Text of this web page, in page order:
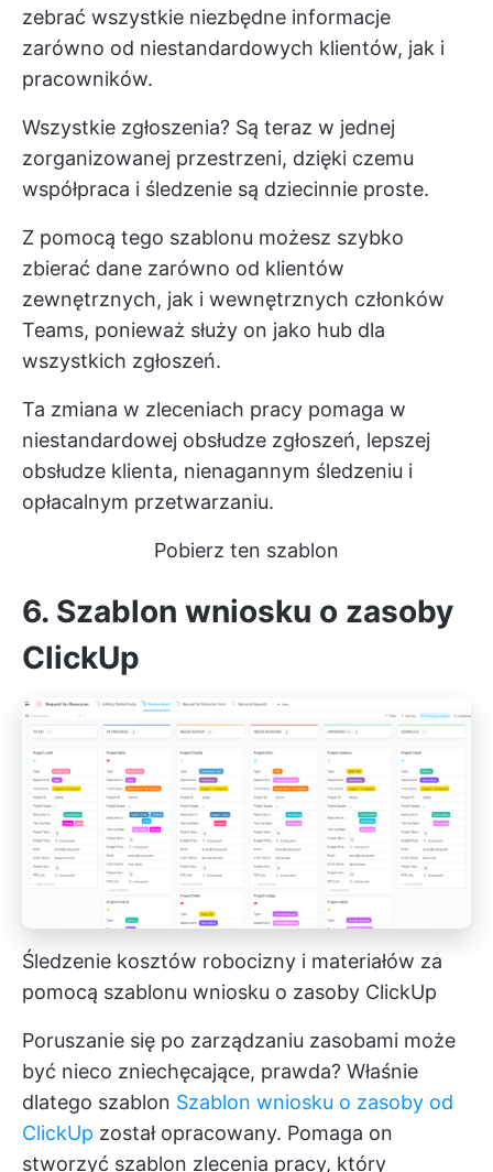
zebrać wszystkie niezbędne informacje
zarówno od niestandardowych klientów, jak i
pracowników.
Wszystkie zgłoszenia? Są teraz w jednej
zorganizowanej przestrzeni, dzięki czemu
współpraca i śledzenie są dziecinnie proste.
Z pomocą tego szablonu możesz szybko
zbierać dane zarówno od klientów
zewnętrznych, jak i wewnętrznych członków
Teams, ponieważ służy on jako hub dla
wszystkich zgłoszeń.
Ta zmiana w zleceniach pracy pomaga w
niestandardowej obsłudze zgłoszeń, lepszej
obsłudze klienta, nienagannym śledzeniu i
opłacalnym przetwarzaniu.
Pobierz ten szablon
6. Szablon wniosku o zasoby
ClickUp
Śledzenie kosztów robocizny i materiałów za
pomocą szablonu wniosku o zasoby ClickUp
Poruszanie się po zarządzaniu zasobami może
być nieco zniechęcające, prawda? Właśnie
dlatego szablon Szablon wniosku o zasoby od
ClickUp został opracowany. Pomaga on
stworzyć szablon zlecenia pracy, który